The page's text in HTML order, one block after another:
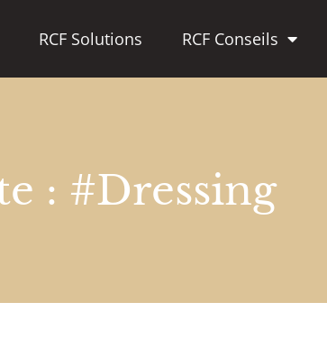
RCF Solutions RCF Conseils
: #dressing